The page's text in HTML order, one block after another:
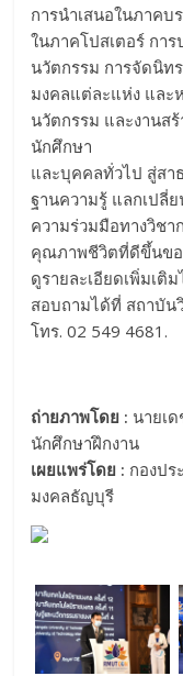
การนำเสนอในภาคบ
ในภาคโปสเตอร์ กา
นวัตกรรม การจัดนิท
มงคลแต่ละแห่ง และ
นวัตกรรม และงานส
นักศึกษา
และบุคคลทั่วไป สู่สา
ฐานความรู้ แลกเปลี่
ความร่วมมือทางวิชา
คุณภาพชีวิตที่ดีขึ้นขอ
ดูรายละเอียดเพิ่มเติ
สอบถามได้ที่ สถาบั
โทร. 02 549 4681.
ถ่ายภาพโดย : นายเ
นักศึกษาฝึกงาน
เผยแพร่โดย : กองป
มงคลธัญบุรี